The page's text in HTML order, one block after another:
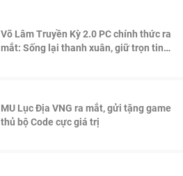
Võ Lâm Truyền Kỳ 2.0 PC chính thức ra
mắt: Sống lại thanh xuân, giữ trọn tinh
MU Lục Địa VNG ra mắt, gửi tặng game
thủ bộ Code cực giá trị